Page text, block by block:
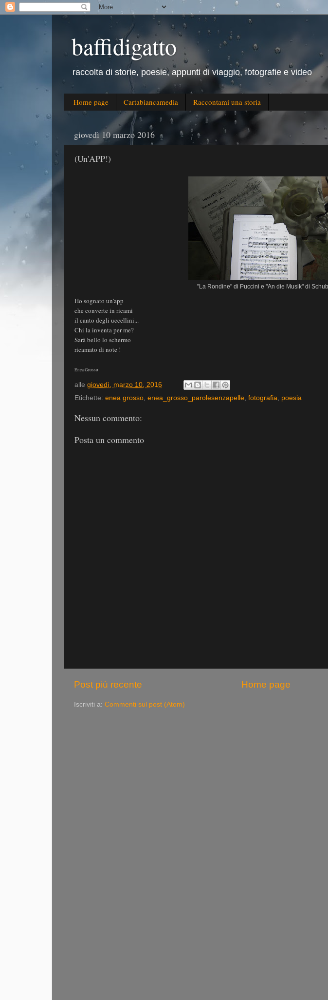
baffidigatto
raccolta di storie, poesie, appunti di viaggio, fotografie e video
Home page Cartabiancamedia Raccontami una storia
giovedì 10 marzo 2016
(Un'APP!)
"La Rondine" di Puccini e "An die Musik" di
Ho sognato un'app
che converte in ricami
il canto degli uccellini...
Chi la inventa per me?
Sarà bello lo schermo
ricamato di note !
Enea Grosso
alle giovedì, marzo 10, 2016
Etichette: enea grosso, enea_grosso_parolesenzapelle, fotografia, poesia
Nessun commento:
Posta un commento
Post più recente Home page
Iscriviti a: Commenti sul post (Atom)